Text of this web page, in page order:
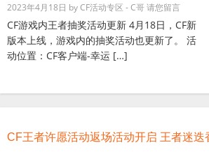
2023年4月18日 byCF活动专区 - C哥请您留言
CF游戏内王者抽奖活动更新 4月18日，CF新
版本上线，游戏内的抽奖活动也更新了。 活
动位置：CF客户端-幸运 […]
CF王者许愿活动返场活动开启 王者迷迭